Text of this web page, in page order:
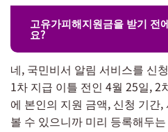
고유가피해지원금을 받기 전
요?
네, 국민비서 알림 서비스를 신
1차 지급 이틀 전인 4월 25일, 2
에 본인의 지원 금액, 신청 기간
볼 수 있으니까 미리 등록해두